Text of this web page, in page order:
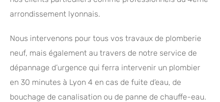
arrondissement lyonnais.
Nous intervenons pour tous vos travaux de plomberie
neuf, mais également au travers de notre service de
dépannage d’urgence qui ferra intervenir un plombier
en 30 minutes à Lyon 4 en cas de fuite d’eau, de
bouchage de canalisation ou de panne de chauffe-eau.